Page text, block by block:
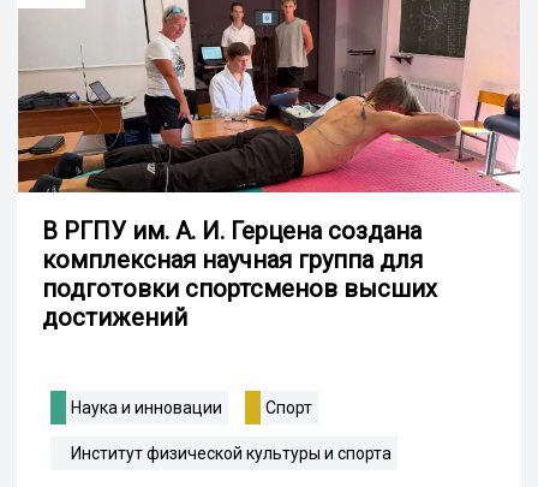
В РГПУ им. А. И. Герцена создана
комплексная научная группа для
подготовки спортсменов высших
достижений
Наука и инновации Спорт
Институт физической культуры и спорта